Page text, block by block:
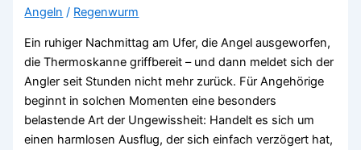
Angeln / Regenwurm
Ein ruhiger Nachmittag am Ufer, die Angel ausgeworfen,
die Thermoskanne griffbereit – und dann meldet sich der
Angler seit Stunden nicht mehr zurück. Für Angehörige
beginnt in solchen Momenten eine besonders
belastende Art der Ungewissheit: Handelt es sich um
einen harmlosen Ausflug, der sich einfach verzögert hat,